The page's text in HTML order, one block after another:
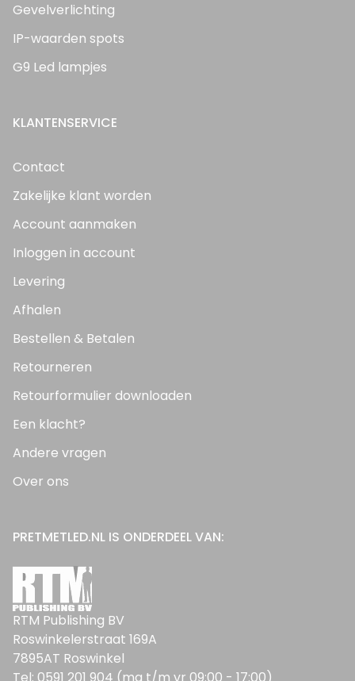
Gevelverlichting
IP-waarden spots
G9 Led lampjes
KLANTENSERVICE
Contact
Zakelijke klant worden
Account aanmaken
Inloggen in account
Levering
Afhalen
Bestellen & Betalen
Retourneren
Retourformulier downloaden
Een klacht?
Andere vragen
Over ons
PRETMETLED.NL IS ONDERDEEL VAN:
RTM Publishing BV
Roswinkelerstraat 169A
7895AT Roswinkel